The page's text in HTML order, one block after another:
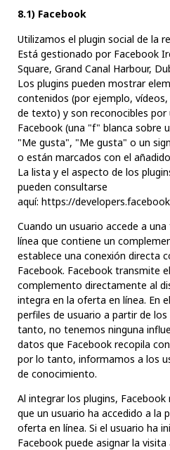
8.1) Facebook
Utilizamos el plugin social de la
Está gestionado por Facebook
Square, Grand Canal Harbour,
Los plugins pueden mostrar
contenidos (por ejemplo,
de texto) y son reconocibles
Facebook (una "f" blanca sobre
"Me gusta", "Me gusta" o un
o están marcados con el
La lista y el aspecto de los
pueden consultarse
aquí: https://
Cuando un usuario accede a
línea que contiene un
establece una conexión directa
Facebook. Facebook transmite
complemento directamente al
integra en la oferta en línea. En
perfiles de usuario a partir de
tanto, no tenemos ninguna
datos que Facebook recopila
por lo tanto, informamos a los
de conocimiento.
Al integrar los plugins,
que un usuario ha accedido a la
oferta en línea. Si el usuario ha
Facebook puede asignar la